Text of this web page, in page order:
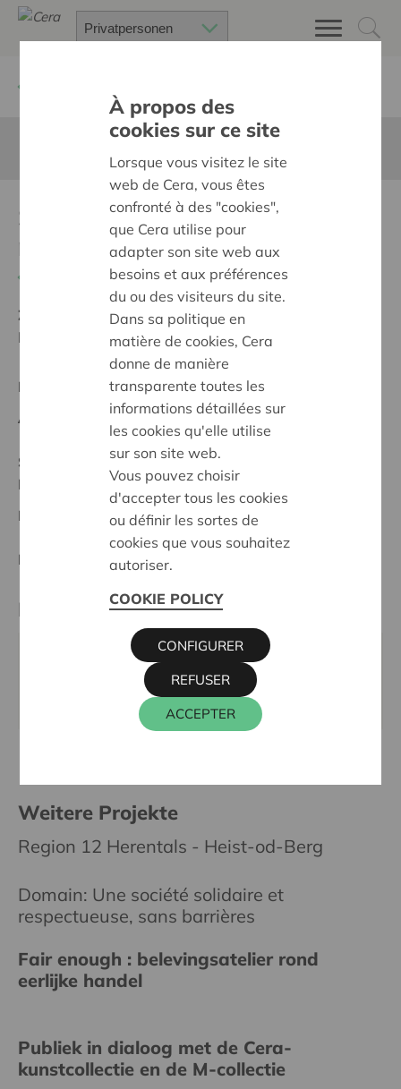
Samen naar beweging en
rust
Ziel:
Une société solidaire et respectueuse, sans
barrières
Regionales Projekt
Anfangsdatum:11/05/2026
Stand :
In treatment
Herentals - Heist o/d Berg
Datum:
11/05/2026
Entscheidung:Approved
Kontaktperson
KRIS DEBRUYNE
016 27 96 74
kris.debruyne@cera.coop
Weitere Projekte
Region 12 Herentals - Heist-od-Berg
Domain: Une société solidaire et
respectueuse, sans barrières
Fair enough : belevingsatelier rond
eerlijke handel
Publiek in dialoog met de Cera-
kunstcollectie en de M-collectie
À propos des
cookies sur ce site
Lorsque vous visitez le site
web de Cera, vous êtes
confronté à des "cookies",
que Cera utilise pour
adapter son site web aux
besoins et aux préférences
du ou des visiteurs du site.
Dans sa politique en
matière de cookies, Cera
donne de manière
transparente toutes les
informations détaillées sur
les cookies qu'elle utilise
sur son site web.
Vous pouvez choisir
d'accepter tous les cookies
ou définir les sortes de
cookies que vous souhaitez
autoriser.
COOKIE POLICY
ACCEPTER
REFUSER
CONFIGURER